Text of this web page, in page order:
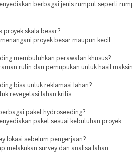
berbagai jenis rumput seperti
proyek skala besar?
proyek besar maupun kecil.
membutuhkan perawatan khusus?
rutin dan pemupukan untuk hasil
bisa untuk reklamasi lahan?
revegetasi lahan kritis.
paket hydroseeding?
paket sesuai kebutuhan proyek.
lokasi sebelum pengerjaan?
melakukan survey dan analisa lahan.